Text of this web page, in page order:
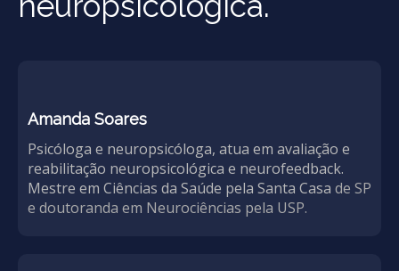
Amanda Soares
Psicóloga e neuropsicóloga, atua em avaliação e
reabilitação neuropsicológica e neurofeedback.
Mestre em Ciências da Saúde pela Santa Casa de SP
e doutoranda em Neurociências pela USP.